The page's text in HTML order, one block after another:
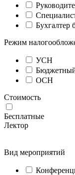
Бухгалтер
Режим
УСН
ОСН
Стоимость
Бесплатные
Лектор
Вид мероприятий